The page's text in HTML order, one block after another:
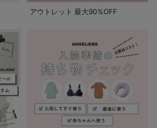
アウトレット 最大90%OFF